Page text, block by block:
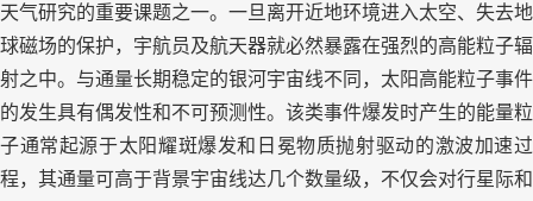
天气研究的重要课题之一。一旦离开近地环境进入太空、失去地
球磁场的保护，宇航员及航天器就必然暴露在强烈的高能粒子辐
射之中。与通量长期稳定的银河宇宙线不同，太阳高能粒子事件
的发生具有偶发性和不可预测性。该类事件爆发时产生的能量粒
子通常起源于太阳耀斑爆发和日冕物质抛射驱动的激波加速过
程，其通量可高于背景宇宙线达几个数量级，不仅会对行星际和